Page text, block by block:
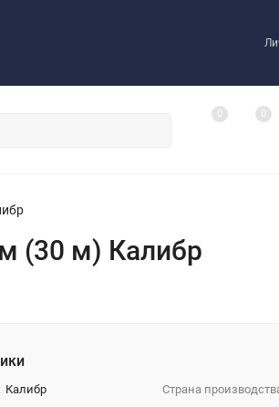
0 0
(30 м) Калибр
Калибр Страна